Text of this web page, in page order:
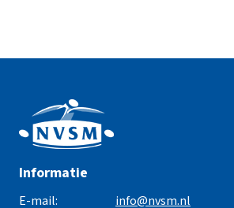
Informatie
E-mail:
info@nvsm.nl